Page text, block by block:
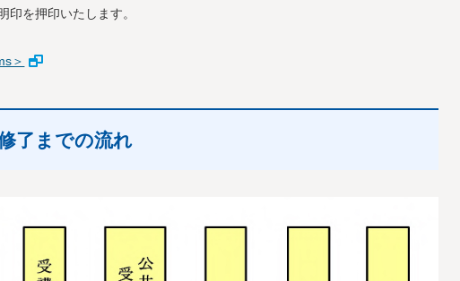
を押印いたします。
＞
了までの流れ